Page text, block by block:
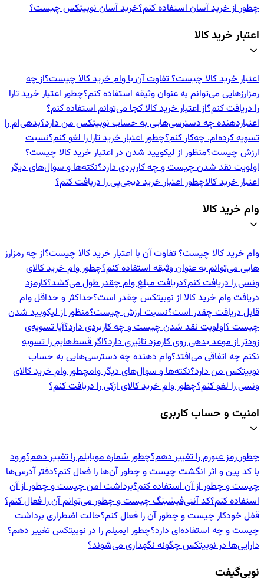
چطور از خرید آسان استفاده کنم؟خرید آسان نوبیتکس چیست؟
اعتبار خرید کالا
اعتبار خرید کالا چیست؟ تفاوت آن با وام خرید کالا چیست؟از چه
رمزارزهایی می‌توانم به عنوان وثیقه استفاده کنم؟چطور اعتبار خرید تارا
را دریافت کنم؟از اعتبار خرید کالا کجا می‌توانم استفاده کنم؟
اعتباردهنده‌ چه دسترسی‌هایی به حساب نوبیتکس من دارد؟بدهی‌ام را
تسویه کرده‌ام. چه‌کار کنم؟چطور اعتبار خرید تارا را لغو کنم؟نسبت
ارزش چیست؟منظور از لیکویید شدن در اعتبار خرید کالا چیست؟
اولویت نقد شدن چیست و چه کاربردی دارد؟نکته‌ها و سوال‌های دیگر
اعتبار خرید کالاچطور اعتبار خرید دیجی‌پی را دریافت کنم؟
وام خرید کالا
وام خرید کالا چیست؟ تفاوت آن با اعتبار خرید کالا چیست؟از چه رمزارز
هایی می‌توانم به عنوان وثیقه استفاده کنم؟چطور وام خرید کالای
ونسی را دریافت کنم؟دریافت مبلغ وام چقدر طول می‌کشد؟کارمزد
دریافت وام خرید کالا از نوبیتکس چقدر است؟حداکثر و حداقل وام
قابل دریافت چقدر است؟نسبت ارزش چیست؟منظور از لیکویید شدن
چیست ؟اولویت نقد شدن چیست و چه کاربردی دارد؟آیا تسویه‌ی
زودتر از موعد بدهی روی کارمزد تاثیری دارد؟اگر قسط‌هایم را تسویه
نکنم چه اتفاقی می‌افتد؟وام دهنده‌ چه دسترسی‌هایی به حساب
نوبیتکس من دارد؟نکته‌ها و سوال‌های دیگر وامچطور وام خرید کالای
ونسی را لغو کنم؟چطور وام خرید کالای ازکی را دریافت کنم؟
امنیت و حساب کاربری
چطور رمز عبورم را تغییر دهم؟چطور شماره موبایلم را تغییر دهم؟ورود
با کد پین و اثر انگشت چیست و چطور آن‌ها را فعال کنم؟دفتر آدرس‌ها
چیست و چطور از آن استفاده کنم؟برداشت امن چیست و چطور از آن
استفاده کنم؟کد آنتی‌فیشینگ چیست و چطور می‌توانم آن را فعال کنم؟
قفل خودکار چیست و چطور آن را فعال کنم؟حالت اضطراری برداشت
چیست و چه استفاده‌ای دارد؟چطور ایمیلم را در نوبیتکس تغییر دهم؟
دارایی‌ها در نوبیتکس چگونه نگهداری می‌شوند؟
نوبی‌گیفت